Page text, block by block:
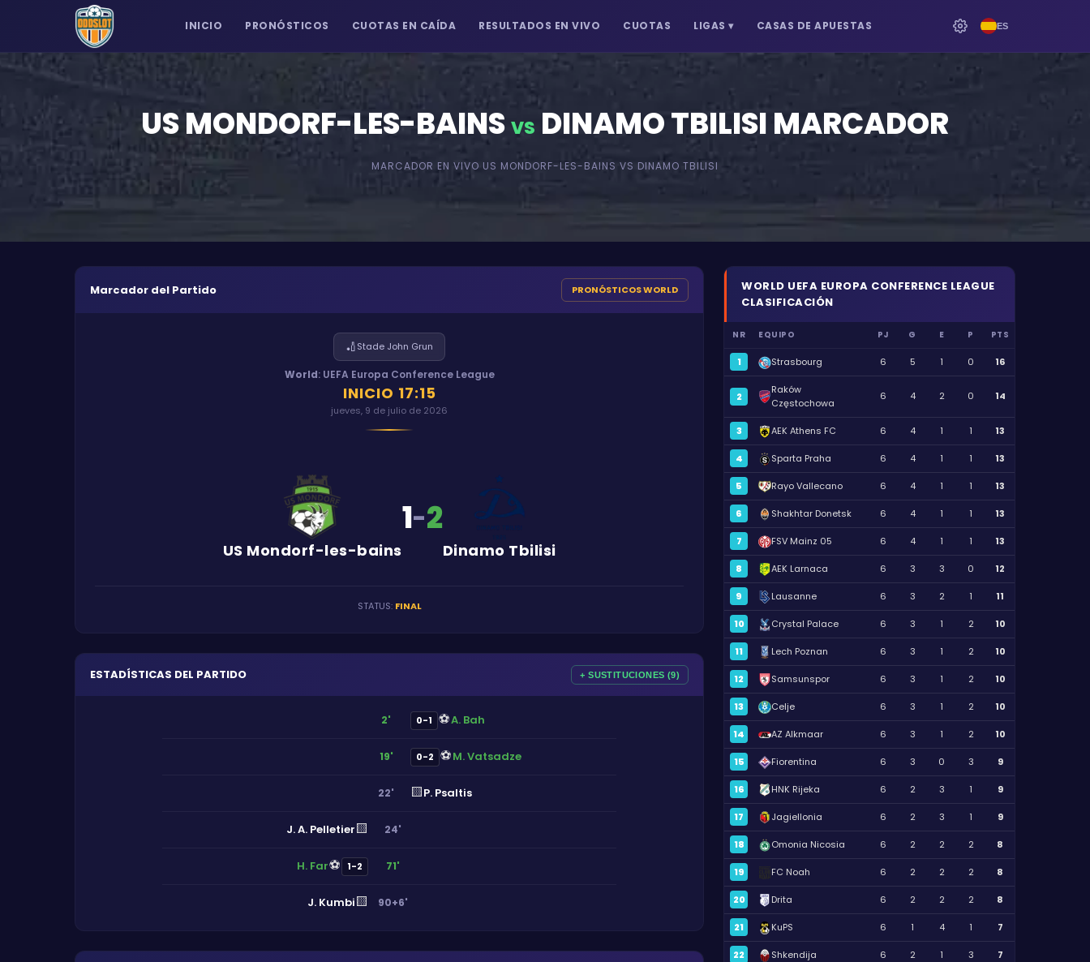
INICIO PRONÓSTICOS CUOTAS EN CAÍDA RESULTADOS EN VIVO CUOTAS LIGAS ▾ CASAS DE APUESTAS ES
US MONDORF-LES-BAINS VS DINAMO TBILISIMARCADOR
MARCADOR EN VIVO US MONDORF-LES-BAINS VS DINAMO TBILISI
Marcador del Partido PRONÓSTICOS WORLD
🏏Stade John Grun
World: UEFA Europa Conference League
INICIO 17:15
jueves, 9 de julio de 2026
US Mondorf-les-bains
1-2
Dinamo Tbilisi
STATUS: FINAL
ESTADÍSTICAS DEL PARTIDO + SUSTITUCIONES (9)
2' 0-1 ⚽A. Bah
19' 0-2 ⚽M. Vatsadze
22' 🟨P. Psaltis
J. A. Pelletier🟨 24'
H. Far⚽ 1-2 71'
J. Kumbi🟨 90+6'
WORLD UEFA EUROPA CONFERENCE LEAGUE
CLASIFICACIÓN
NR EQUIPO PJ G E P PTS
1 Strasbourg 6 5 1 0 16
2
Raków
Częstochowa
6 4 2 0 14
3 AEK Athens FC 6 4 1 1 13
4 Sparta Praha 6 4 1 1 13
5 Rayo Vallecano 6 4 1 1 13
6 Shakhtar Donetsk 6 4 1 1 13
7 FSV Mainz 05 6 4 1 1 13
8 AEK Larnaca 6 3 3 0 12
9 Lausanne 6 3 2 1 11
10 Crystal Palace 6 3 1 2 10
11 Lech Poznan 6 3 1 2 10
12 Samsunspor 6 3 1 2 10
13 Celje 6 3 1 2 10
14 AZ Alkmaar 6 3 1 2 10
15 Fiorentina 6 3 0 3 9
16 HNK Rijeka 6 2 3 1 9
17 Jagiellonia 6 2 3 1 9
18 Omonia Nicosia 6 2 2 2 8
19 FC Noah 6 2 2 2 8
20 Drita 6 2 2 2 8
21 KuPS 6 1 4 1 7
22 Shkendija 6 2 1 3 7